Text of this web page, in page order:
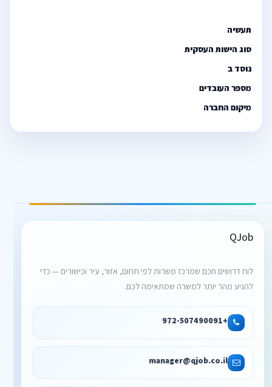
תעשיה
סוג הישות העסקית
נוסד ב
מספר העובדים
מיקום החברה
QJob
לוח דרושים חכם שמרכז משרות לפי תחום, אזור, עיר וכישורים — כדי
להגיע מהר יותר למשרה שמתאימה לכם.
+972-507490091
manager@qjob.co.il